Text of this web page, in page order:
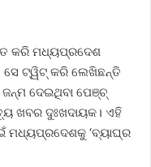
କରି ମଧ୍ୟପ୍ରଦେଶ
ସେ ଟ୍ୱିଟ୍‌ କରି ଲେଖିଛନ୍ତି
ଜନ୍ମ ଦେଇଥିବା ପେଞ୍ଚ୍‌
ଖବର ଦୁଃଖଦାୟକ। ଏହି
ମଧ୍ୟପ୍ରଦେଶକୁ ‘ବ୍ୟାଘ୍ର